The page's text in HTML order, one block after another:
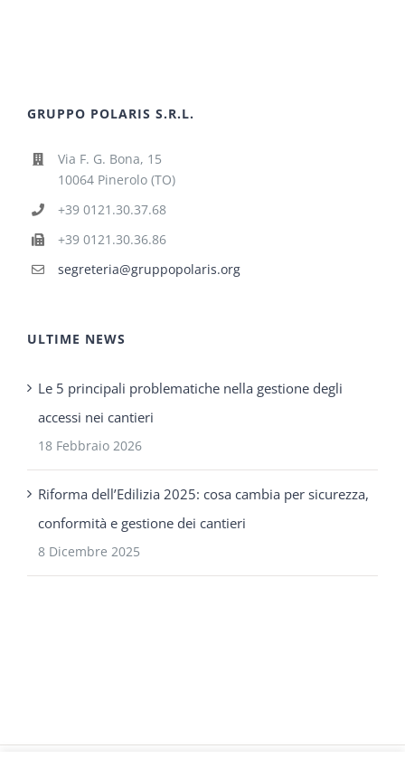
GRUPPO POLARIS S.R.L.
Via F. G. Bona, 15
10064 Pinerolo (TO)
+39 0121.30.37.68
+39 0121.30.36.86
segreteria@gruppopolaris.org
ULTIME NEWS
Le 5 principali problematiche nella gestione degli
accessi nei cantieri
18 Febbraio 2026
Riforma dell’Edilizia 2025: cosa cambia per sicurezza,
conformità e gestione dei cantieri
8 Dicembre 2025